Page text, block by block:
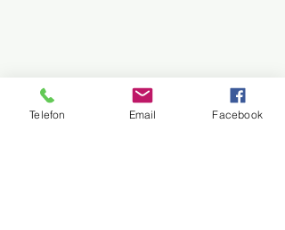
Telefon Email Facebook